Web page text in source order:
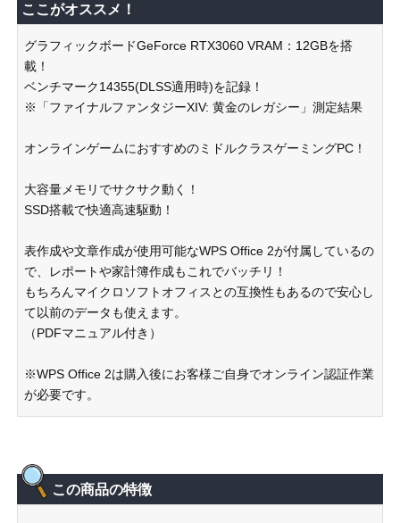
ここがオススメ！
グラフィックボードGeForce RTX3060 VRAM：12GBを搭
載！
ベンチマーク14355(DLSS適用時)を記録！
※「ファイナルファンタジーXIV: 黄金のレガシー」測定結果
オンラインゲームにおすすめのミドルクラスゲーミングPC！
大容量メモリでサクサク動く！
SSD搭載で快適高速駆動！
表作成や文章作成が使用可能なWPS Office 2が付属しているの
で、レポートや家計簿作成もこれでバッチリ！
もちろんマイクロソフトオフィスとの互換性もあるので安心し
て以前のデータも使えます。
（PDFマニュアル付き）
※WPS Office 2は購入後にお客様ご自身でオンライン認証作業
が必要です。
この商品の特徴